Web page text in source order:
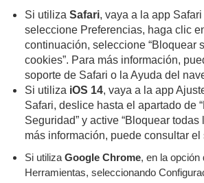
Si utiliza Safari, vaya a la app
seleccione Preferencias, haga clic
continuación, seleccione “Bloquear
cookies”. Para más información,
soporte de Safari o la Ayuda del
Si utiliza iOS 14, vaya a la app
Safari, deslice hasta el apartado de
Seguridad” y active “Bloquear todas
más información, puede consultar el
Si utilizaGoogle Chrome, en la opción
Herramientas, seleccionando